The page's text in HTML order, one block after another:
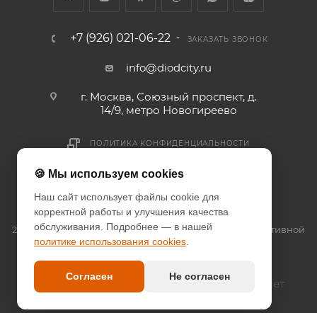
+7 (926) 021-06-22 ЗАКАЗАТЬ ЗВОНОК
info@diodcity.ru
г. Москва, Союзный проспект, д.
14/9, метро Новогиреево
ПОЛИТИКА КОНФИДЕНЦИАЛЬНОСТИ
2026 © since 2013 DIODcity - интернет-магазин декоративной
светотехники
Оплата наличными и безналичный расчет
🍪 Мы используем cookies
Наш сайт использует файлы cookie для
корректной работы и улучшения качества
обслуживания. Подробнее — в нашей
политике использования cookies
Согласен Не согласен